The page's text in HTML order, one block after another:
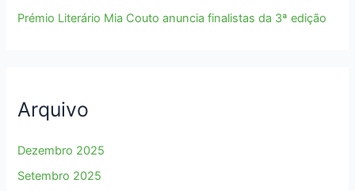
Prémio Literário Mia Couto anuncia finalistas da 3ª edição
Arquivo
Dezembro 2025
Setembro 2025